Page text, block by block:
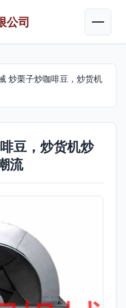
公司
炒栗子炒咖啡豆，炒货机
豆，炒货机炒
流